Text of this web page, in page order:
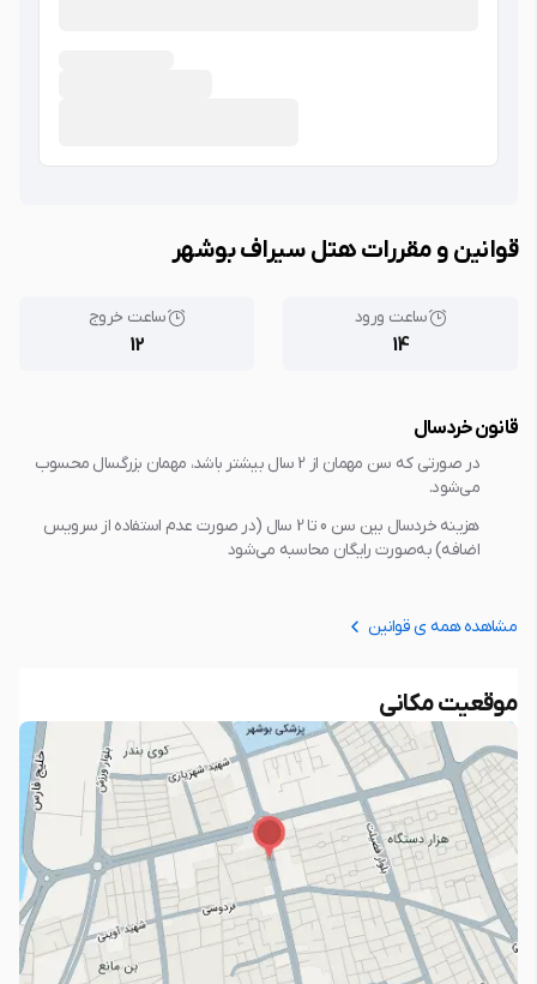
قوانین و مقررات هتل سیراف بوشهر
ساعت ورود
14
ساعت خروج
12
قانون خردسال
در صورتی که سن مهمان از 2 سال بیشتر باشد، مهمان بزرگسال محسوب
می‌شود.
هزینه خردسال بین سن 0 تا 2 سال (در صورت عدم استفاده از سرویس
اضافه) به‌صورت رایگان محاسبه می‌شود
مشاهده همه ی قوانین
موقعیت مکانی